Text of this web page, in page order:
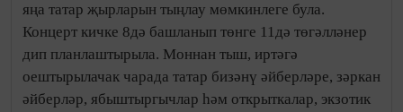
яңа татар җырларын тыңлау мөмкинлеге була.
Концерт кичке 8дә башланып төнге 11дә төгәлләнер
дип планлаштырыла. Моннан тыш, иртәгә
оештырылачак чарада татар бизәнү әйберләре, зәркан
әйберләр, ябыштыргычлар һәм открыткалар, экзотик